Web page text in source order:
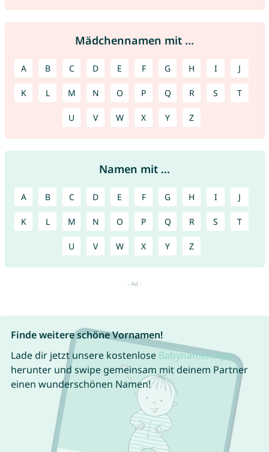
Mädchennamen mit ...
A B C D E F G H I J
K L M N O P Q R S T
U V W X Y Z
Namen mit ...
A B C D E F G H I J
K L M N O P Q R S T
U V W X Y Z
Finde weitere schöne Vornamen!
Lade dir jetzt unsere kostenlose Babynamen App
herunter und swipe gemeinsam mit deinem Partner
einen wunderschönen Namen!